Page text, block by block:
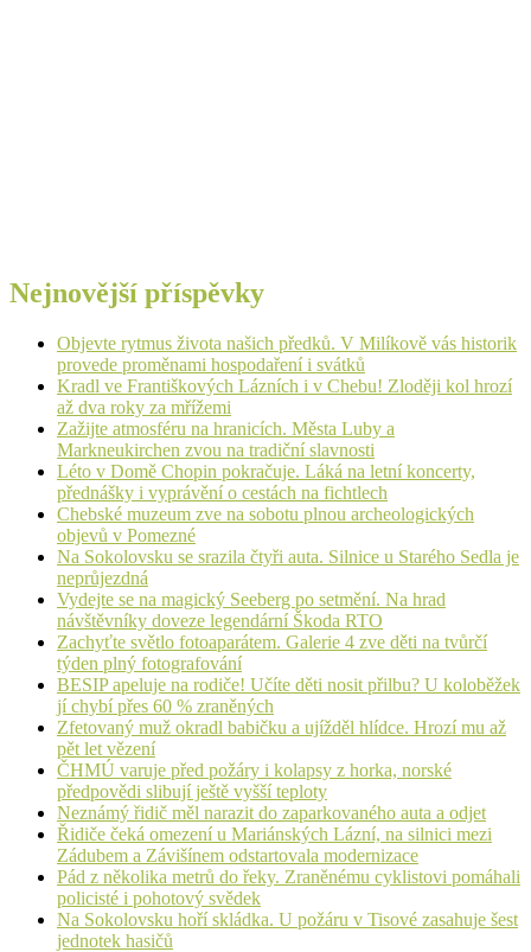
Nejnovější příspěvky
Objevte rytmus života našich předků. V Milíkově vás historik
provede proměnami hospodaření i svátků
Kradl ve Františkových Lázních i v Chebu! Zloději kol hrozí
až dva roky za mřížemi
Zažijte atmosféru na hranicích. Města Luby a
Markneukirchen zvou na tradiční slavnosti
Léto v Domě Chopin pokračuje. Láká na letní koncerty,
přednášky i vyprávění o cestách na fichtlech
Chebské muzeum zve na sobotu plnou archeologických
objevů v Pomezné
Na Sokolovsku se srazila čtyři auta. Silnice u Starého Sedla je
neprůjezdná
Vydejte se na magický Seeberg po setmění. Na hrad
návštěvníky doveze legendární Škoda RTO
Zachyťte světlo fotoaparátem. Galerie 4 zve děti na tvůrčí
týden plný fotografování
BESIP apeluje na rodiče! Učíte děti nosit přilbu? U koloběžek
jí chybí přes 60 % zraněných
Zfetovaný muž okradl babičku a ujížděl hlídce. Hrozí mu až
pět let vězení
ČHMÚ varuje před požáry i kolapsy z horka, norské
předpovědi slibují ještě vyšší teploty
Neznámý řidič měl narazit do zaparkovaného auta a odjet
Řidiče čeká omezení u Mariánských Lázní, na silnici mezi
Zádubem a Závišínem odstartovala modernizace
Pád z několika metrů do řeky. Zraněnému cyklistovi pomáhali
policisté i pohotový svědek
Na Sokolovsku hoří skládka. U požáru v Tisové zasahuje šest
jednotek hasičů